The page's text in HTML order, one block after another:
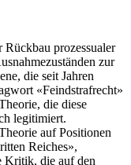
Rückbau prozessualer
zur
die seit Jahren
«Feindstrafrecht»
die diese
legitimiert.
auf Positionen
Reiches»,
Kritik, die auf den